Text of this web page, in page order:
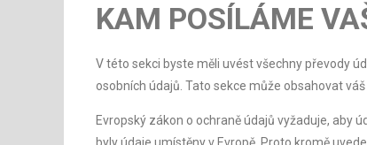
KAM POSÍLÁME
V této sekci byste měli uvést všechny převody
osobních údajů. Tato sekce může obsahovat
Evropský zákon o ochraně údajů vyžaduje, aby